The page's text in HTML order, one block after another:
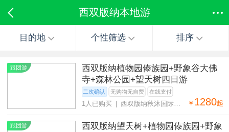
西双版纳本地游
目的地 个性筛选 排序
跟团游
西双版纳植物园傣族园+野象谷大佛
寺+森林公园+望天树四日游
二次确认 无购物无自费 在线支付
￥ 1280起
1人已购买 | 西双版纳秋沐国际旅
跟团游
西双版纳望天树+植物园傣族园+野象